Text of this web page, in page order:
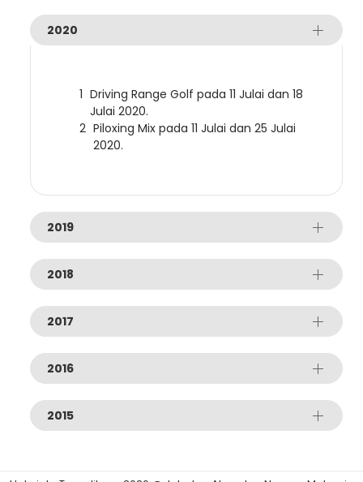
2020
Driving Range Golf pada 11 Julai dan 18
Julai 2020.
Piloxing Mix pada 11 Julai dan 25 Julai
2020.
2019
2018
2017
2016
2015